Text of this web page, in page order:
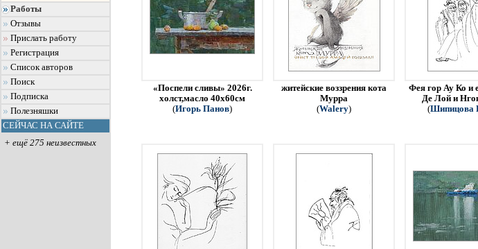
Работы
Отзывы
Прислать работу
Регистрация
Список авторов
Поиск
Подписка
Полезняшки
СЕЙЧАС НА САЙТЕ
+ ещё 275 неизвестных
«Поспели сливы» 2026г.
холст,масло 40х60см
(Игорь Панов)
житейские воззрения кота
Мурра
(Walery)
Фея гор Ау Ко и
Де Лой и
(Шипицова